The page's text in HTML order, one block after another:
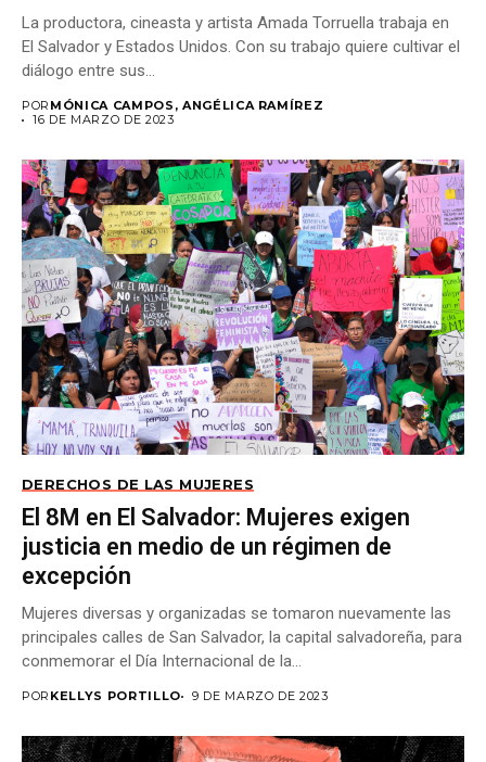
La productora, cineasta y artista Amada Torruella trabaja en
El Salvador y Estados Unidos. Con su trabajo quiere cultivar el
diálogo entre sus...
POR MÓNICA CAMPOS, ANGÉLICA RAMÍREZ
16 DE MARZO DE 2023
DERECHOS DE LAS MUJERES
El 8M en El Salvador: Mujeres exigen
justicia en medio de un régimen de
excepción
Mujeres diversas y organizadas se tomaron nuevamente las
principales calles de San Salvador, la capital salvadoreña, para
conmemorar el Día Internacional de la...
POR KELLYS PORTILLO 9 DE MARZO DE 2023